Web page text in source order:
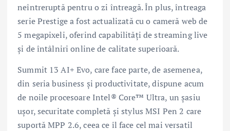
neîntreruptă pentru o zi întreagă. În plus, întreaga
serie Prestige a fost actualizată cu o cameră web de
5 megapixeli, oferind capabilități de streaming live
și de întâlniri online de calitate superioară.
Summit 13 AI+ Evo, care face parte, de asemenea,
din seria business și productivitate, dispune acum
de noile procesoare Intel® Core™ Ultra, un șasiu
ușor, securitate completă și stylus MSI Pen 2 care
suportă MPP 2.6, ceea ce îl face cel mai versatil